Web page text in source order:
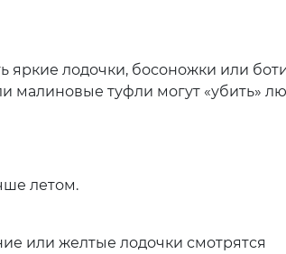
яркие лодочки, босоножки или
малиновые туфли могут «убить»
летом.
или желтые лодочки смотрятся